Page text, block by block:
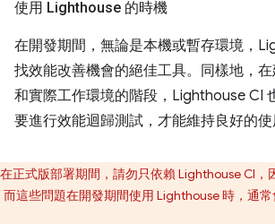
使用 Lighthouse 的時機
在開發期間，無論是本機或暫存環境，
找效能改善機會的絕佳工具。同樣地，
和實際工作環境的階段，Lighthouse CI
要進行效能迴歸測試，才能維持良好的使
在正式版部署期間，請勿只依賴 Lighthouse CI，
而這些問題在開發期間使用 Lighthouse 時，通